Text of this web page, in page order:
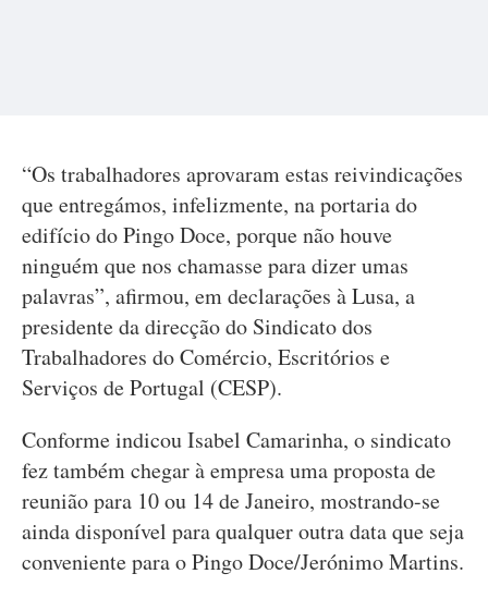
“Os trabalhadores aprovaram estas reivindicações
que entregámos, infelizmente, na portaria do
edifício do Pingo Doce, porque não houve
ninguém que nos chamasse para dizer umas
palavras”, afirmou, em declarações à Lusa, a
presidente da direcção do Sindicato dos
Trabalhadores do Comércio, Escritórios e
Serviços de Portugal (CESP).
Conforme indicou Isabel Camarinha, o sindicato
fez também chegar à empresa uma proposta de
reunião para 10 ou 14 de Janeiro, mostrando-se
ainda disponível para qualquer outra data que seja
conveniente para o Pingo Doce/Jerónimo Martins.